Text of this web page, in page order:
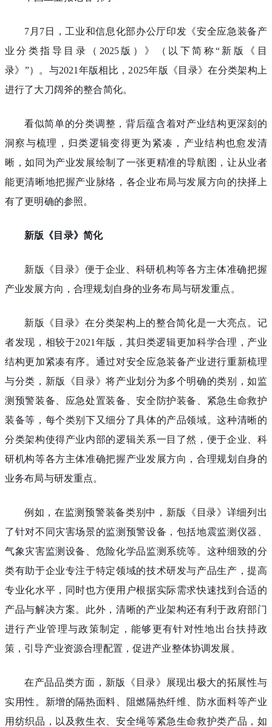
7月7日，工业和信息化部办公厅印发《安全应急装备产
业分类指导目录（2025版）》（以下简称“新版《目
录》”）。与2021年版相比，2025年版《目录》在分类架构上
进行了大刀阔斧的整合简化。
看似简单的分类调整，背后蕴含着对产业结构更深刻的
洞察与梳理，归类逻辑变得更为紧凑，产业结构也愈发清
晰，如同为产业发展绘制了一张更精准的导航图，让从业者
能更清晰地把握产业脉络，各企业布局与发展方向的抉择上
有了更明确的参照。
新版《目录》简化
新版《目录》便于企业、科研机构等各方主体准确把握
产业发展方向，合理规划自身的业务布局与研发重点。
新版《目录》在分类架构上的整合简化是一大亮点。记
者发现，相较于2021年版，其归类逻辑更加科学合理，产业
结构更加紧凑有序。通过对安全应急装备产业进行重新梳理
与分类，新版《目录》将产业划分为多个明确的类别，如监
测预警装备、应急处置装备、安全防护装备、紧急生命救护
装备等，每个类别下又细分了具体的产品领域。这种清晰的
分类架构使得产业内部的逻辑关系一目了然，便于企业、科
研机构等各方主体准确把握产业发展方向，合理规划自身的
业务布局与研发重点。
例如，在监测预警装备类别中，新版《目录》详细列出
了针对不同灾害场景的监测预警设备，包括地震监测仪器、
气象灾害监测设备、危险化学品监测系统等。这种细致的分
类有助于企业专注于特定领域的技术研发与产品生产，提高
专业化水平，同时也方便用户根据实际需求快速找到合适的
产品与解决方案。此外，清晰的产业架构还有利于政府部门
进行产业管理与政策制定，能够更有针对性地出台扶持政
策，引导产业资源合理配置，促进产业整体协调发展。
在产品品类方面，新版《目录》展现出极大的拓展性与
实用性。新增的隔热面料、阻燃隔热纤维、防水面料等产业
用纺织品，以及救生衣、安全绳等紧急生命救护类产品，如